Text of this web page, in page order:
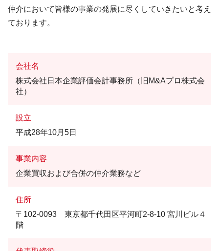
仲介において皆様の事業の発展に尽くしていきたいと考え
ております。
会社名
株式会社日本企業評価会計事務所（旧M&Aプロ株式会
社）
設立
平成28年10月5日
事業内容
企業買収および合併の仲介業務など
住所
〒102-0093 東京都千代田区平河町2-8-10 宮川ビル４
階